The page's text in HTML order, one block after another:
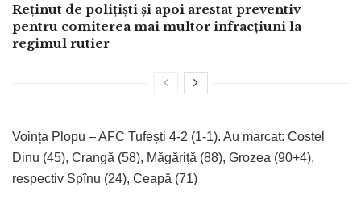
Reținut de polițiști și apoi arestat preventiv
pentru comiterea mai multor infracțiuni la
regimul rutier
Voința Plopu – AFC Tufești 4-2 (1-1). Au marcat: Costel
Dinu (45), Crangă (58), Măgăriță (88), Grozea (90+4),
respectiv Spînu (24), Ceapă (71)